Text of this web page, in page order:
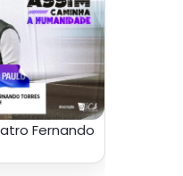
Fernando